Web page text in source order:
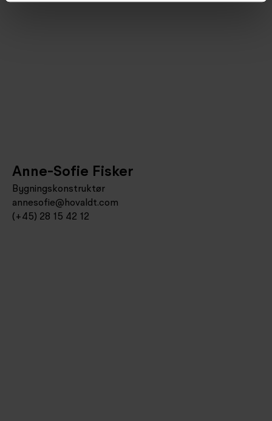
Anne-Sofie Fisker
Bygningskonstruktør
annesofie@hovaldt.com
(+45) 28 15 42 12